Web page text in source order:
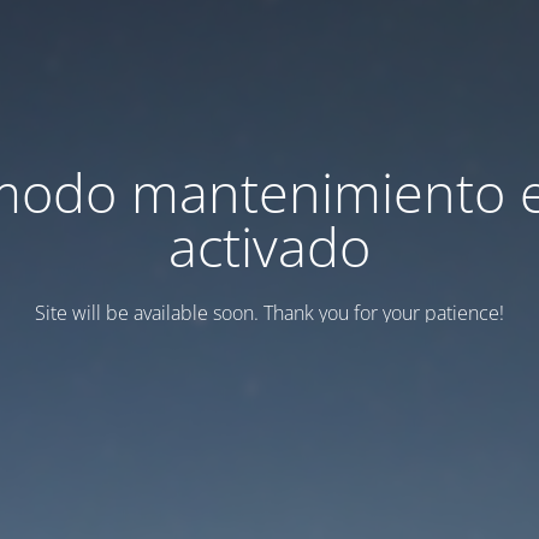
mantenimiento
activado
Site will be available soon. Thank you for your patience!